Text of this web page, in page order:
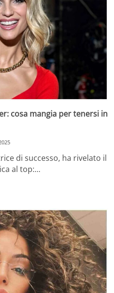
cosa mangia per tenersi in
di successo, ha rivelato il
al top:…